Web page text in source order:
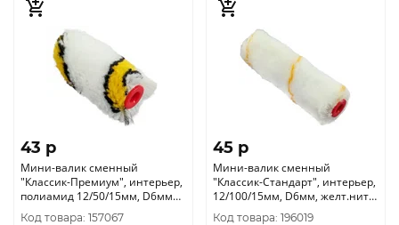
43 p
Мини-валик сменный
"Классик-Премиум", интерьер,
полиамид 12/50/15мм, D6мм
0215050
Код товара: 157067
45 p
Мини-валик сменный
"Классик-Стандарт", интерьер,
12/100/15мм, D6мм, желт.нить
0210052
Код товара: 196019